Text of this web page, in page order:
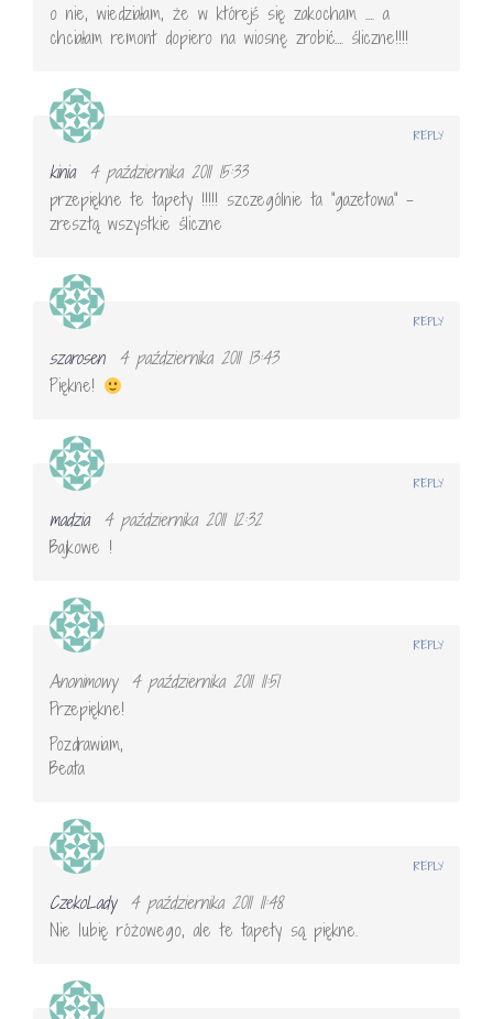
o nie, wiedziałam, że w którejś się zakocham …. a
chciałam remont dopiero na wiosnę zrobić…. śliczne!!!!
kinia
4 października 2011 15:33
przepiękne te tapety !!!!! szczególnie ta "gazetowa" –
zresztą wszystkie śliczne
REPLY
szarosen
4 października 2011 13:43
Piękne!
REPLY
madzia
4 października 2011 12:32
Bajkowe !
REPLY
Anonimowy
4 października 2011 11:51
Przepiękne!
Pozdrawiam,
Beata
REPLY
CzekoLady
4 października 2011 11:48
Nie lubię różowego, ale te tapety są piękne.
REPLY